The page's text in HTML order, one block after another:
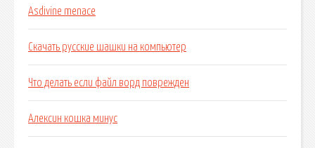
Asdivine menace
Скачать русские шашки на компьютер
Что делать если файл ворд поврежден
Алексин кошка минус